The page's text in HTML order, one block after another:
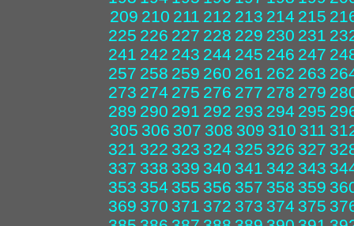
209 210 211 212 213 214 215
225 226 227 228 229 230 231
241 242 243 244 245 246 247
257 258 259 260 261 262 263
273 274 275 276 277 278 279
289 290 291 292 293 294 295
305 306 307 308 309 310 311
321 322 323 324 325 326 327
337 338 339 340 341 342 343
353 354 355 356 357 358 359
369 370 371 372 373 374 375